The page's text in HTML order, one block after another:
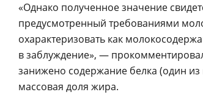
«Однако полученное значение
предусмотренный требованиями
охарактеризовать как
в заблуждение», —
занижено содержание белка (один
массовая доля жира.